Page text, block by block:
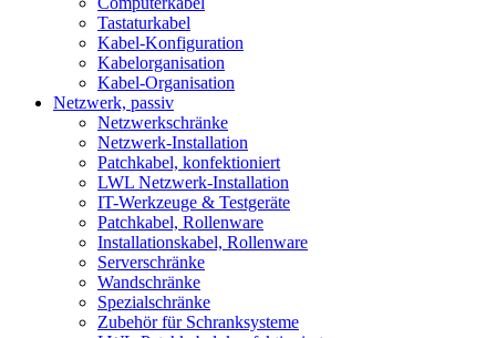
Tastaturkabel
Kabel-Konfiguration
Kabelorganisation
Kabel-Organisation
Netzwerk, passiv
Netzwerkschränke
Netzwerk-Installation
Patchkabel, konfektioniert
LWL Netzwerk-Installation
IT-Werkzeuge & Testgeräte
Patchkabel, Rollenware
Installationskabel, Rollenware
Serverschränke
Wandschränke
Spezialschränke
Zubehör für Schranksysteme